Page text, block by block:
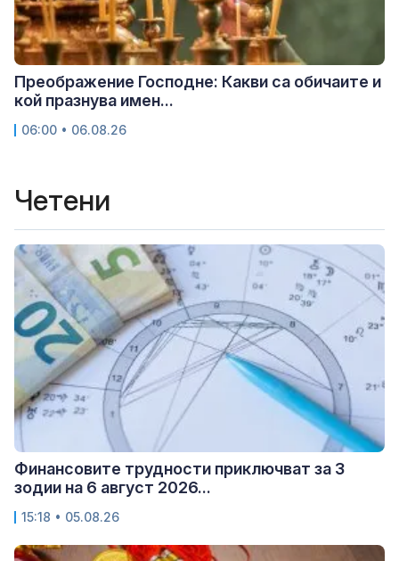
Преображение Господне: Какви са обичаите и
кой празнува имен...
06:00 • 06.08.26
Четени
Финансовите трудности приключват за 3
зодии на 6 август 2026...
15:18 • 05.08.26